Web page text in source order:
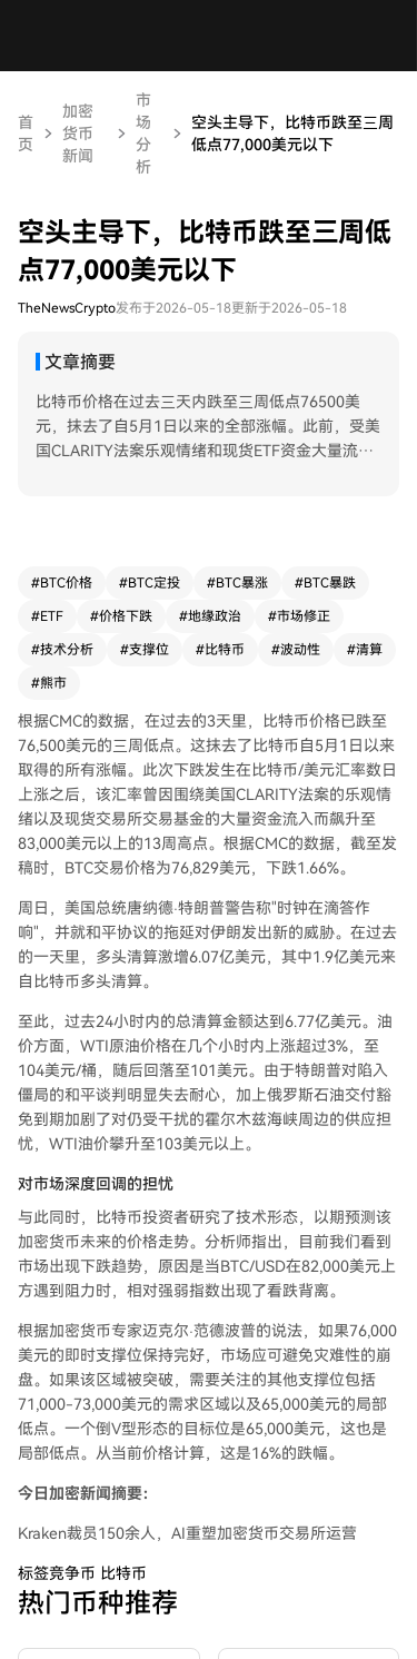
首
页
加密
货币
新闻
市
场
分
析
空头主导下，比特币跌至三周
低点77,000美元以下
空头主导下，比特币跌至三周低
点77,000美元以下
TheNewsCrypto发布于2026-05-18更新于2026-05-18
文章摘要
比特币价格在过去三天内跌至三周低点76500美
元，抹去了自5月1日以来的全部涨幅。此前，受美
国CLARITY法案乐观情绪和现货ETF资金大量流入
1.9亿美元。地缘政治紧张局势加剧了市场波动，
僵局，加之俄罗斯石油交付豁免到期，推动WTI原
油价格突破103美元。 技术分析显示，BTC/USD在
可能进一步下探71000-73000美元需求区及65000
美元局部低点，这意味着从当前价格可能下跌1
6%。专家强调，守住76000美元关口对避免市场深
度修正至关重要。 （当前摘要约650字符）
#BTC价格 #BTC定投 #BTC暴涨 #BTC暴跌
#ETF #价格下跌 #地缘政治 #市场修正
#技术分析 #支撑位 #比特币 #波动性 #清算
#熊市
根据CMC的数据，在过去的3天里，比特币价格已跌至
76,500美元的三周低点。这抹去了比特币自5月1日以来
取得的所有涨幅。此次下跌发生在比特币/美元汇率数日
上涨之后，该汇率曾因围绕美国CLARITY法案的乐观情
绪以及现货交易所交易基金的大量资金流入而飙升至
83,000美元以上的13周高点。根据CMC的数据，截至发
稿时，BTC交易价格为76,829美元，下跌1.66%。
周日，美国总统唐纳德·特朗普警告称"时钟在滴答作
响"，并就和平协议的拖延对伊朗发出新的威胁。在过去
的一天里，多头清算激增6.07亿美元，其中1.9亿美元来
自比特币多头清算。
至此，过去24小时内的总清算金额达到6.77亿美元。油
价方面，WTI原油价格在几个小时内上涨超过3%，至
104美元/桶，随后回落至101美元。由于特朗普对陷入
僵局的和平谈判明显失去耐心，加上俄罗斯石油交付豁
免到期加剧了对仍受干扰的霍尔木兹海峡周边的供应担
忧，WTI油价攀升至103美元以上。
对市场深度回调的担忧
与此同时，比特币投资者研究了技术形态，以期预测该
加密货币未来的价格走势。分析师指出，目前我们看到
市场出现下跌趋势，原因是当BTC/USD在82,000美元上
方遇到阻力时，相对强弱指数出现了看跌背离。
根据加密货币专家迈克尔·范德波普的说法，如果76,000
美元的即时支撑位保持完好，市场应可避免灾难性的崩
盘。如果该区域被突破，需要关注的其他支撑位包括
71,000-73,000美元的需求区域以及65,000美元的局部
低点。一个倒V型形态的目标位是65,000美元，这也是
局部低点。从当前价格计算，这是16%的跌幅。
今日加密新闻摘要：
Kraken裁员150余人，AI重塑加密货币交易所运营
标签竞争币 比特币
热门币种推荐